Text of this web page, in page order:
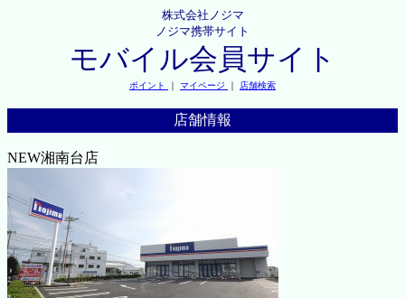
株式会社ノジマ
ノジマ携帯サイト
モバイル会員サイト
ポイント ｜ マイページ ｜ 店舗検索
店舗情報
NEW湘南台店